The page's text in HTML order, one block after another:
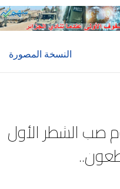
النسخة المصورة
اليوم صب الشطر الأول